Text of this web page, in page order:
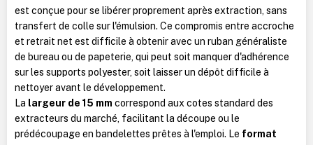
est conçue pour se libérer proprement après extraction, sans
transfert de colle sur l'émulsion. Ce compromis entre accroche
et retrait net est difficile à obtenir avec un ruban généraliste
de bureau ou de papeterie, qui peut soit manquer d'adhérence
sur les supports polyester, soit laisser un dépôt difficile à
nettoyer avant le développement.
La largeur de 15 mm correspond aux cotes standard des
extracteurs du marché, facilitant la découpe ou le
prédécoupage en bandelettes prêtes à l'emploi. Le format